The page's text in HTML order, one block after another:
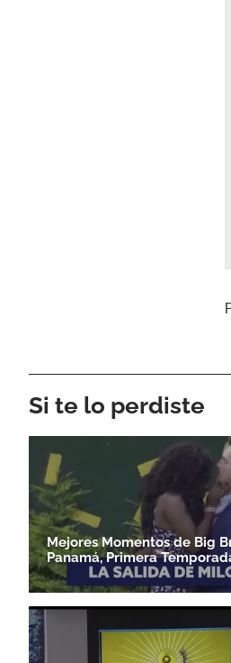
Si te lo perdiste
Mejores Momentos de Big
Panamá, Primera